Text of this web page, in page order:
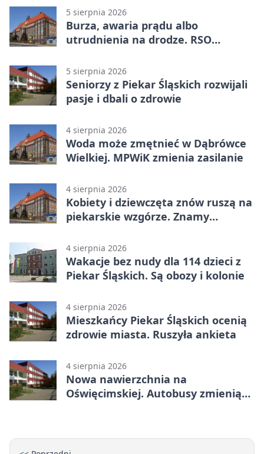
5 sierpnia 2026
Burza, awaria prądu albo
utrudnienia na drodze. RSO
5 sierpnia 2026
Seniorzy z Piekar Śląskich rozwijali
pasje i dbali o zdrowie
4 sierpnia 2026
Woda może zmętnieć w Dąbrówce
Wielkiej. MPWiK zmienia zasilanie
4 sierpnia 2026
Kobiety i dziewczęta znów ruszą na
piekarskie wzgórze. Znamy
4 sierpnia 2026
Wakacje bez nudy dla 114 dzieci z
Piekar Śląskich. Są obozy i kolonie
4 sierpnia 2026
Mieszkańcy Piekar Śląskich ocenią
zdrowie miasta. Ruszyła ankieta
4 sierpnia 2026
Nowa nawierzchnia na
Oświęcimskiej. Autobusy zmienią